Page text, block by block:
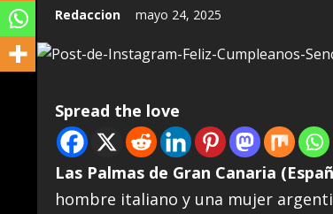
Redaccion mayo 24, 2025
Spread the love
Las Palmas de Gran Canaria
hombre italiano y una mujer